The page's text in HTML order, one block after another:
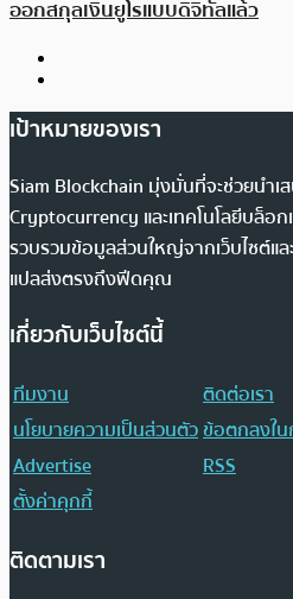
ออกสกุลเงินยูโรแบบดิจิทัลแล้ว
เป้าหมายของเรา
Siam Blockchain มุ่งมั่นที่จะช่วยนำเ
Cryptocurrency และเทคโนโลยีบล็อ
รวบรวมข้อมูลส่วนใหญ่จากเว็บไซต์แล
แปลส่งตรงถึงฟีดคุณ
เกี่ยวกับเว็บไซต์นี้
ทีมงาน
ติดต่อเรา
นโยบายความเป็นส่วนตัวข้อตกลงใน
Advertise
RSS
ตั้งค่าคุกกี้
ติดตามเรา